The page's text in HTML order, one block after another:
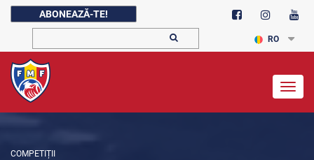
ABONEAZĂ-TE!
RO
COMPETIȚII